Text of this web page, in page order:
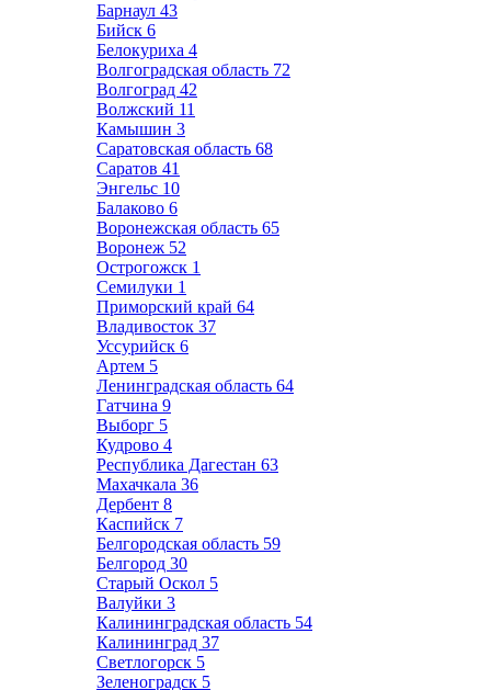
Барнаул 43
Бийск 6
Белокуриха 4
Волгоградская область 72
Волгоград 42
Волжский 11
Камышин 3
Саратовская область 68
Саратов 41
Энгельс 10
Балаково 6
Воронежская область 65
Воронеж 52
Острогожск 1
Семилуки 1
Приморский край 64
Владивосток 37
Уссурийск 6
Артем 5
Ленинградская область 64
Гатчина 9
Выборг 5
Кудрово 4
Республика Дагестан 63
Махачкала 36
Дербент 8
Каспийск 7
Белгородская область 59
Белгород 30
Старый Оскол 5
Валуйки 3
Калининградская область 54
Калининград 37
Светлогорск 5
Зеленоградск 5